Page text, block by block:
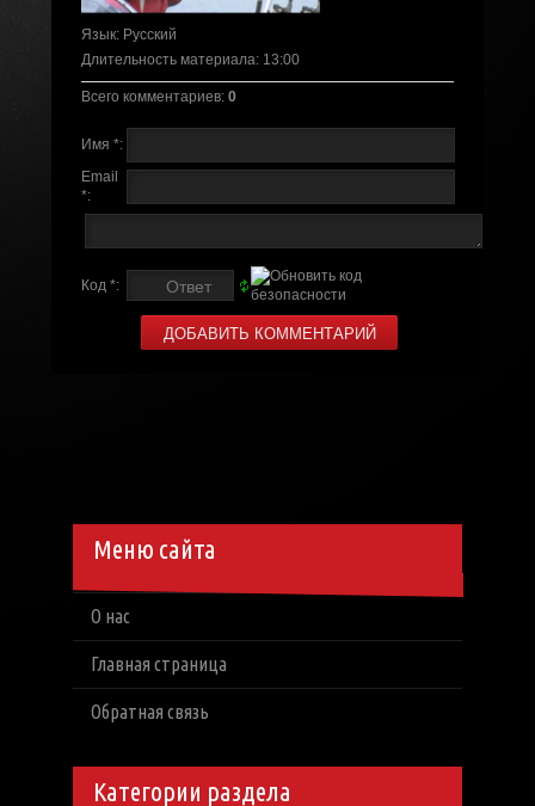
Язык: Русский
Длительность материала: 13:00
Всего комментариев: 0
Имя *:
Email
*:
Код *:
Меню сайта
О нас
Главная страница
Обратная связь
Категории раздела